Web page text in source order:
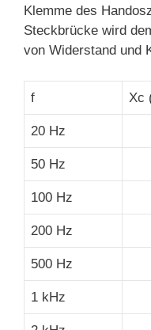
Klemme des
Steckbrücke wird
von Widerstand und
f Xc
20 Hz
50 Hz
100 Hz
200 Hz
500 Hz
1 kHz